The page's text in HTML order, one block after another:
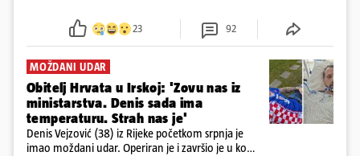
23 92
MOŽDANI UDAR
Obitelj Hrvata u Irskoj: 'Zovu nas iz
ministarstva. Denis sada ima
temperaturu. Strah nas je'
Denis Vejzović (38) iz Rijeke početkom srpnja je
imao moždani udar. Operiran je i završio je u komi.